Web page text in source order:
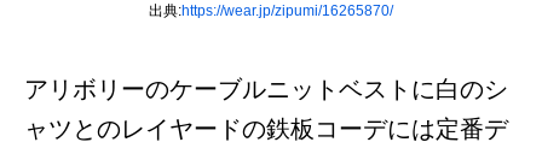
出典:https://wear.jp/zipumi/16265870/
アリボリーのケーブルニットベストに白のシ
ャツとのレイヤードの鉄板コーデには定番デ